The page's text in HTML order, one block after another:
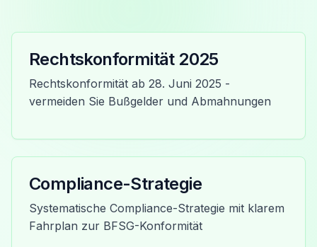
Rechtskonformität 2025
Rechtskonformität ab 28. Juni 2025 -
vermeiden Sie Bußgelder und Abmahnungen
Compliance-Strategie
Systematische Compliance-Strategie mit klarem
Fahrplan zur BFSG-Konformität